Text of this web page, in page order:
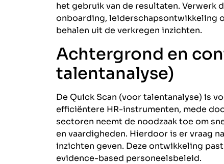
het gebruik van de resultaten. Verwerk
onboarding, leiderschapsontwikkeling
behalen uit de verkregen inzichten.
Achtergrond en
talentanalyse)
De Quick Scan (voor talentanalyse) is
efficiëntere HR-instrumenten, mede
sectoren neemt de noodzaak toe om
en vaardigheden. Hierdoor is er vraag
inzichten geven. Deze ontwikkeling
evidence-based personeelsbeleid.